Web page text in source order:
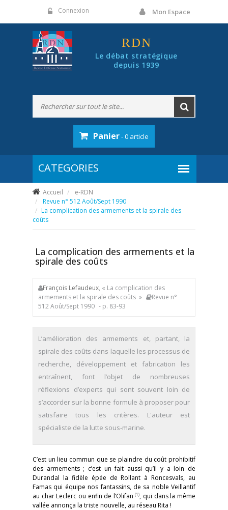
Connexion Mon Espace
RDN
Le débat stratégique
depuis 1939
Panier- 0 article
Accueil
e-RDN
Revue n° 512 Août/Sept 1990
La complication des armements et la spirale des
coûts
La complication des armements et la
spirale des coûts
François Lefaudeux, « La complication des
armements et la spirale des coûts »
Revue n°
512 Août/Sept 1990 - p. 83-93
L’amélioration des armements et, partant, la
spirale des coûts dans laquelle les processus de
recherche, développement et fabrication les
entraînent, font l’objet de nombreuses
réflexions d’experts qui sont souvent loin de
s’accorder sur la bonne formule à proposer pour
satisfaire tous les critères. L'auteur est
spécialiste de la lutte sous-marine.
C’est un lieu commun que se plaindre du coût prohibitif
des armements ; c’est un fait aussi qu’il y a loin de
Durandal la fidèle épée de Rollant à Roncesvals, au
Famas qui équipe nos fantassins, de sa noble Veillantif
au char Leclerc ou enfin de l’Olifan(1), qui dans la même
vallée annonça la triste nouvelle, au réseau Rita !